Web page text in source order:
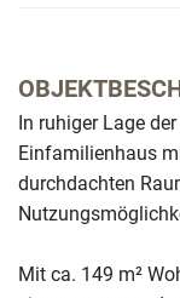
In ruhiger Lage
Einfamilienhaus
durchdachten
Mit ca. 149 m²